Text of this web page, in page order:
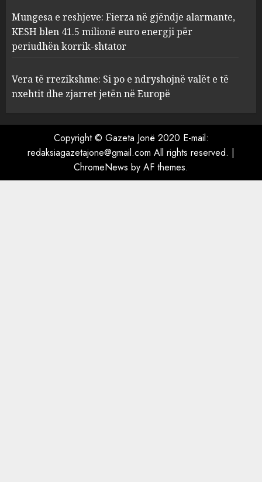
4
Mungesa e reshjeve: Fierza në
gjëndje alarmante, KESH blen
41.5 milionë euro energji për
AUGUST 6, 2026
Vera të rrezikshme: Si po e
ndryshojnë valët e të nxehtit
dhe zjarret jetën në Europë
AUGUST 6, 2026
Mungesa e reshjeve: Fierza në gjëndje alarmante,
KESH blen 41.5 milionë euro energji për
periudhën korrik-shtator
Vera të rrezikshme: Si po e ndryshojnë valët e të
nxehtit dhe zjarret jetën në Europë
Copyright © Gazeta Jonë 2020 E-mail:
redaksiagazetajone@gmail.com All rights reserved. |
ChromeNews by AF themes.